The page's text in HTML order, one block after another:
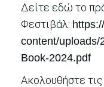
Δείτε εδώ το
Φεστιβάλ:
content/uploads/
Book-2024.pdf
Ακολουθήστε